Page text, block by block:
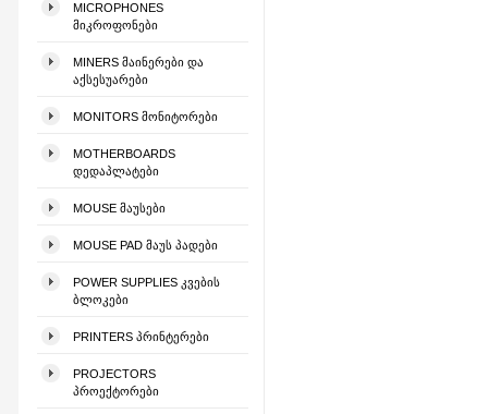
MICROPHONES
ᲛᲘᲙᲠᲝᲤᲝᲜᲔᲑᲘ
MINERS ᲛᲐᲘᲜᲔᲠᲔᲑᲘ ᲓᲐ
ᲐᲥᲡᲔᲡᲣᲐᲠᲔᲑᲘ
MONITORS ᲛᲝᲜᲘᲢᲝᲠᲔᲑᲘ
MOTHERBOARDS
ᲓᲔᲓᲐᲞᲚᲐᲢᲔᲑᲘ
MOUSE ᲛᲐᲣᲡᲔᲑᲘ
MOUSE PAD ᲛᲐᲣᲡ ᲞᲐᲓᲔᲑᲘ
POWER SUPPLIES ᲙᲕᲔᲑᲘᲡ
ᲑᲚᲝᲙᲔᲑᲘ
PRINTERS ᲞᲠᲘᲜᲢᲔᲠᲔᲑᲘ
PROJECTORS
ᲞᲠᲝᲔᲥᲢᲝᲠᲔᲑᲘ